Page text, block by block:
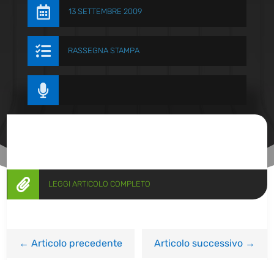
 13 SETTEMBRE 2009
 RASSEGNA STAMPA

 LEGGI ARTICOLO COMPLETO
←Articolo precedente Articolo successivo→